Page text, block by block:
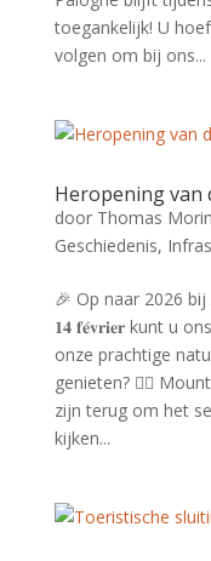
toegankelijk! U
volgen om bij ons...
Heropening van
door Thomas
Geschiedenis,
🎉 Op naar 2026 bij
𝟏𝟒 𝐟𝐞́𝐯𝐫𝐢𝐞𝐫 kunt u
onze prachtige
genieten? 🚴‍♀️
zijn terug om het
kijken...